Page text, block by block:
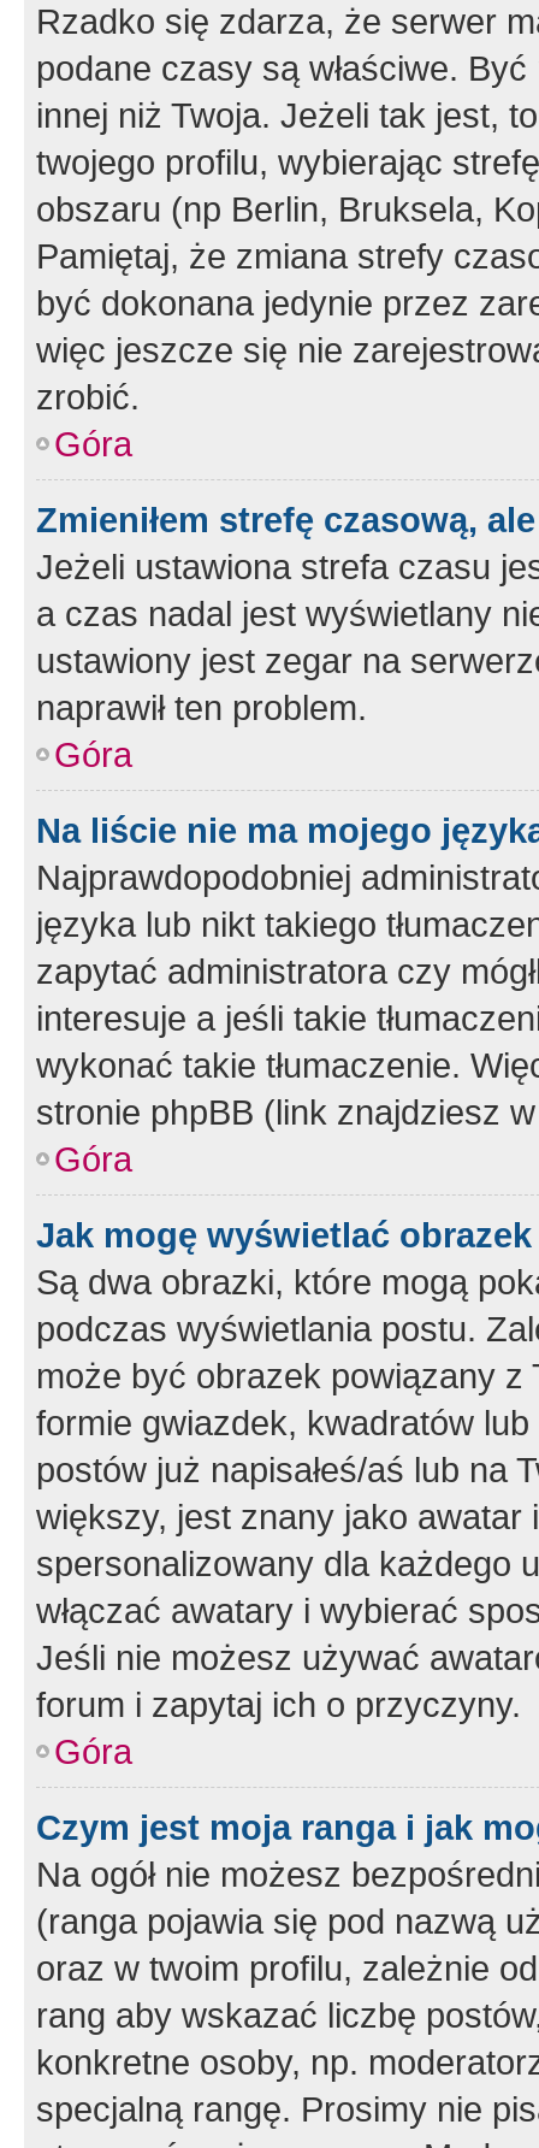
Rzadko się zdarza, że serwer
podane czasy są właściwe.
innej niż Twoja. Jeżeli tak jest,
twojego profilu, wybierając
obszaru (np Berlin, Bruksela,
Pamiętaj, że zmiana strefy
być dokonana jedynie przez
więc jeszcze się nie
zrobić.
Góra
Zmieniłem strefę czasową,
Jeżeli ustawiona strefa czasu
a czas nadal jest wyświetlany
ustawiony jest zegar na
naprawił ten problem.
Góra
Na liście nie ma mojego
Najprawdopodobniej
języka lub nikt takiego
zapytać administratora czy
interesuje a jeśli takie
wykonać takie tłumaczenie.
stronie phpBB (link znajdziesz
Góra
Jak mogę wyświetlać
Są dwa obrazki, które mogą
podczas wyświetlania postu.
może być obrazek powiązany z
formie gwiazdek, kwadratów
postów już napisałeś/aś lub na
większy, jest znany jako
spersonalizowany dla każdego
włączać awatary i wybierać
Jeśli nie możesz używać
forum i zapytaj ich o przyczyny.
Góra
Czym jest moja ranga i jak
Na ogół nie możesz
(ranga pojawia się pod nazwą
oraz w twoim profilu, zależnie
rang aby wskazać liczbę
konkretne osoby, np.
specjalną rangę. Prosimy nie